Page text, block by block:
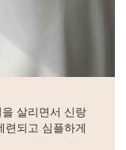
살리면서 신랑
련되고 심플하게